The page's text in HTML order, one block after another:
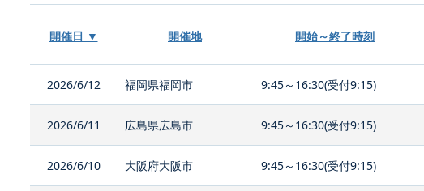
開催日 ▼ 開催地 開始～終了時刻
2026/6/12 福岡県福岡市 9:45～16:30(受付9:15)
2026/6/11 広島県広島市 9:45～16:30(受付9:15)
2026/6/10 大阪府大阪市 9:45～16:30(受付9:15)